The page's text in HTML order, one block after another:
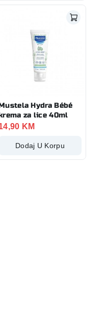
Hydra Bébé
za lice 40ml
KM
Dodaj U Korpu